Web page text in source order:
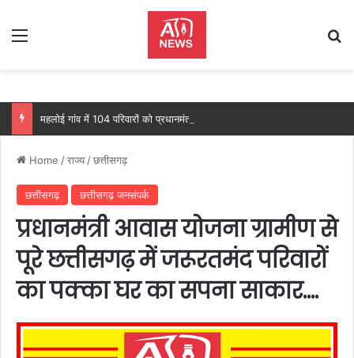
Menu
Home /राज्य /छत्तीसगढ़
छत्तीसगढ़ छत्तीसगढ़ जनसंपर्क
प्रधानमंत्री आवास योजना ग्रामीण से
पूरे छत्तीसगढ़ में जरूरतमंद परिवारों
का पक्का घर का सपना साकार….